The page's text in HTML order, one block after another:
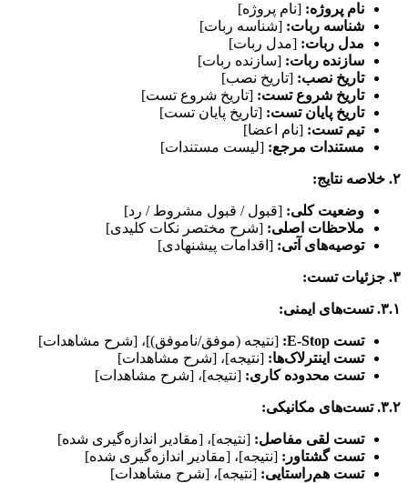
نام پروژه: [نام پروژه]
شناسه ربات: [شناسه ربات]
مدل ربات: [مدل ربات]
سازنده ربات: [سازنده ربات]
تاریخ نصب: [تاریخ نصب]
تاریخ شروع تست: [تاریخ شروع تست]
تاریخ پایان تست: [تاریخ پایان تست]
تیم تست: [نام اعضا]
مستندات مرجع: [لیست مستندات]
۲. خلاصه نتایج:
وضعیت کلی: [قبول / قبول مشروط / رد]
ملاحظات اصلی: [شرح مختصر نکات کلیدی]
توصیه‌های آتی: [اقدامات پیشنهادی]
۳. جزئیات تست:
۳.۱. تست‌های ایمنی:
تست E‑Stop:
[نتیجه (موفق/ناموفق)]، [شرح مشاهدات]
تست اینترلاک‌ها: [نتیجه]، [شرح مشاهدات]
تست محدوده کاری: [نتیجه]، [شرح مشاهدات]
۳.۲. تست‌های مکانیکی:
تست لقی مفاصل: [نتیجه]، [مقادیر اندازه‌گیری شده]
تست گشتاور: [نتیجه]، [مقادیر اندازه‌گیری شده]
تست هم‌راستایی: [نتیجه]، [شرح مشاهدات]